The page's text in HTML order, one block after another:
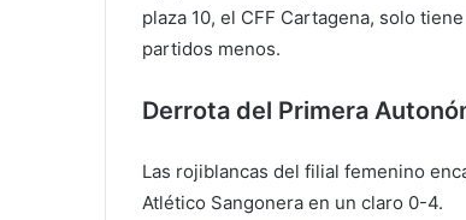
plaza 10, el CFF Cartagena, solo
partidos menos.
Derrota del Primera
Las rojiblancas del filial femenino
Atlético Sangonera en un claro 0-4.